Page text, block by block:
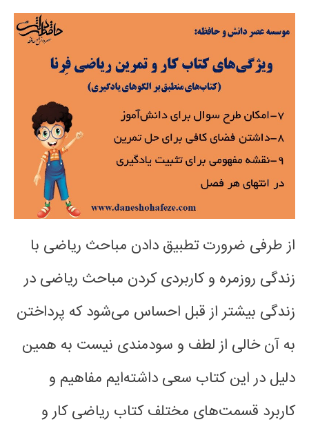
از طرفی ضرورت تطبیق دادن مباحث ریاضی با
زندگی روزمره و کاربردی کردن مباحث ریاضی در
زندگی بیشتر از قبل احساس می‌شود که پرداختن
به آن خالی از لطف و سودمندی نیست به همین
دلیل در این کتاب سعی داشته‌ایم مفاهیم و
کاربرد قسمت‌های مختلف کتاب ریاضی کار و